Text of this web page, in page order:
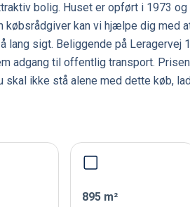
bolig. Huset er opført i 1973
kan vi hjælpe dig med
sigt. Beliggende på Leragervej
adgang til offentlig transport.
skal ikke stå alene med dette køb,
895 m²